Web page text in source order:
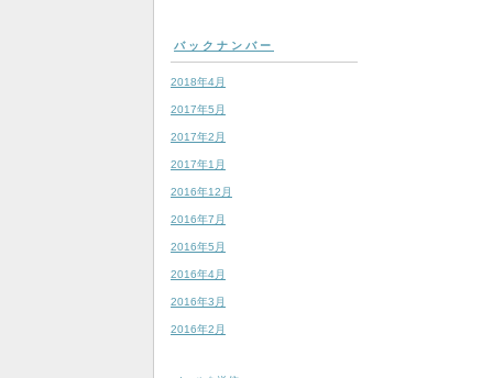
バックナンバー
2018年4月
2017年5月
2017年2月
2017年1月
2016年12月
2016年7月
2016年5月
2016年4月
2016年3月
2016年2月